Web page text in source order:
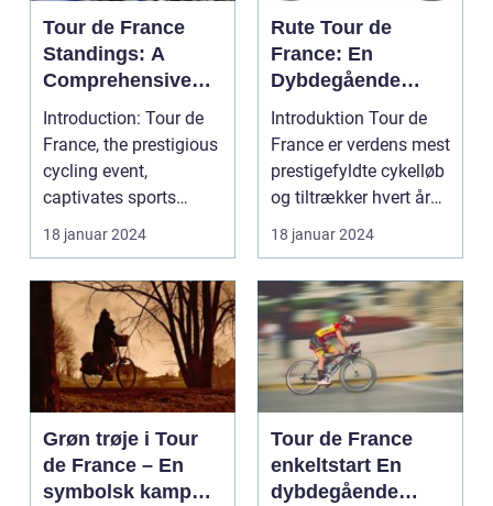
Tour de France
Standings: A
Comprehensive
Guide for Cycling
Enthusiasts
Introduction: Tour de
France, the prestigious
cycling event,
captivates sports
enthusiasts worldwid...
18 januar 2024
Rute Tour de
France: En
Dybdegående
Gennemgang af
Den Mest
Prestigefyldte
Cykelløbsrute i
Verden
Introduktion Tour de
France er verdens mest
prestigefyldte cykelløb
og tiltrækker hvert år
millioner...
18 januar 2024
Grøn trøje i Tour
de France – En
symbolsk kamp
Tour de France
enkeltstart En
dybdegående